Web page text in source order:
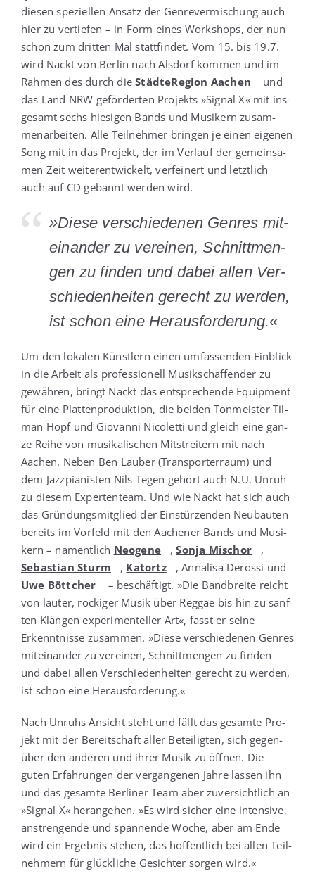
die­sen spe­zi­el­len Ansatz der Gen­re­ver­mi­schung auch
hier zu ver­tie­fen – in Form eines Work­shops, der nun
schon zum drit­ten Mal statt­fin­det. Vom 15. bis 19.7.
wird Nackt von Ber­lin nach Als­dorf kom­men und im
Rah­men des durch dieStäd­te­Re­gi­on Aachen
und
das Land NRW geför­der­ten Pro­jekts »Signal X« mit ins­
ge­samt sechs hie­si­gen Bands und Musi­kern zusam­
men­ar­bei­ten. Alle Teil­neh­mer brin­gen je einen eige­nen
Song mit in das Pro­jekt, der im Ver­lauf der gemein­sa­
men Zeit wei­ter­ent­wi­ckelt, ver­fei­nert und letzt­lich
auch auf CD gebannt wer­den wird.
»Die­se ver­schie­de­nen Gen­res mit­
ein­an­der zu ver­ei­nen, Schnitt­men­
gen zu fin­den und dabei allen Ver­
schie­den­hei­ten gerecht zu wer­den,
ist schon eine Herausforderung.«
Um den loka­len Künst­lern einen umfas­sen­den Ein­blick
in die Arbeit als pro­fes­sio­nell Musik­schaf­fen­der zu
gewäh­ren, bringt Nackt das ent­spre­chen­de Equip­ment
für eine Plat­ten­pro­duk­ti­on, die bei­den Ton­meis­ter Til­
man Hopf und Gio­van­ni Nico­let­ti und gleich eine gan­
ze Rei­he von musi­ka­li­schen Mit­strei­tern mit nach
Aachen. Neben Ben Lau­ber (Trans­por­ter­raum) und
dem Jazz­pia­nis­ten Nils Tegen gehört auch N.U. Unruh
zu die­sem Exper­ten­team. Und wie Nackt hat sich auch
das Grün­dungs­mit­glied der Ein­stür­zen­den Neu­bau­ten
bereits im Vor­feld mit den Aache­ner Bands und Musi­
kern – nament­lich Neo­ge­ne ,Son­ja Mischor
,
Sebas­ti­an Sturm
, Katortz
, Anna­li­sa Deros­si und
Uwe Bött­cher
– beschäf­tigt. »Die Band­brei­te reicht
von lau­ter, rocki­ger Musik über Reg­gae bis hin zu sanf­
ten Klän­gen expe­ri­men­tel­ler Art«, fasst er sei­ne
Erkennt­nis­se zusam­men. »Die­se ver­schie­de­nen Gen­res
mit­ein­an­der zu ver­ei­nen, Schnitt­men­gen zu fin­den
und dabei allen Ver­schie­den­hei­ten gerecht zu wer­den,
ist schon eine Herausforderung.«
Nach Unruhs Ansicht steht und fällt das gesam­te Pro­
jekt mit der Bereit­schaft aller Betei­lig­ten, sich gegen­
über den ande­ren und ihrer Musik zu öff­nen. Die
guten Erfah­run­gen der ver­gan­ge­nen Jah­re las­sen ihn
und das gesam­te Ber­li­ner Team aber zuver­sicht­lich an
»Signal X« her­an­ge­hen. »Es wird sicher eine inten­si­ve,
anstren­gen­de und span­nen­de Woche, aber am Ende
wird ein Ergeb­nis ste­hen, das hof­fent­lich bei allen Teil­
neh­mern für glück­li­che Gesich­ter sor­gen wird.«